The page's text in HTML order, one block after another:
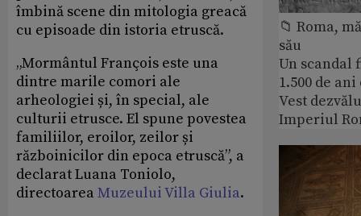
îmbină scene din mitologia greacă
cu episoade din istoria etruscă.
„Mormântul François este una
dintre marile comori ale
arheologiei și, în special, ale
culturii etrusce. El spune povestea
familiilor, eroilor, zeilor și
războinicilor din epoca etruscă”, a
declarat Luana Toniolo,
directoarea Muzeului Villa Giulia.
📁 Roma,
său
Un scandal
1.500 de
Vest
Imperiul